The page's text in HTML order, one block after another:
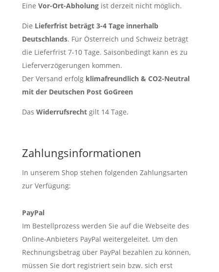
Eine Vor-Ort-Abholung ist derzeit nicht möglich.
Die Lieferfrist beträgt 3-4 Tage innerhalb
Deutschlands. Für Österreich und Schweiz beträgt
die Lieferfrist 7-10 Tage. Saisonbedingt kann es zu
Lieferverzögerungen kommen.
Der Versand erfolg klimafreundlich & CO2-Neutral
mit der Deutschen Post GoGreen
Das Widerrufsrechtgilt 14 Tage.
Zahlungsinformationen
In unserem Shop stehen folgenden Zahlungsarten
zur Verfügung:
PayPal
Im Bestellprozess werden Sie auf die Webseite des
Online-Anbieters PayPal weitergeleitet. Um den
Rechnungsbetrag über PayPal bezahlen zu können,
müssen Sie dort registriert sein bzw. sich erst